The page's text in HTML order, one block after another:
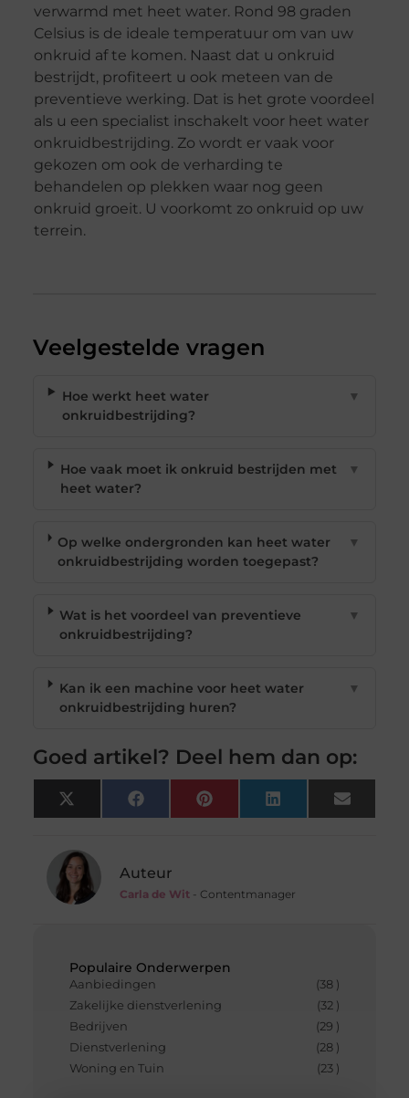
Populaire Onderwerpen
Aanbiedingen
(38 )
Zakelijke dienstverlening
(32 )
Bedrijven
(29 )
Dienstverlening
(28 )
Woning en Tuin
(23 )
verwarmd met heet water. Rond 98 graden
Celsius is de ideale temperatuur om van uw
onkruid af te komen. Naast dat u onkruid
bestrijdt, profiteert u ook meteen van de
preventieve werking. Dat is het grote voordeel
als u een specialist inschakelt voor heet water
onkruidbestrijding. Zo wordt er vaak voor
gekozen om ook de verharding te
behandelen op plekken waar nog geen
onkruid groeit. U voorkomt zo onkruid op uw
terrein.
Veelgestelde vragen
Hoe werkt heet water
onkruidbestrijding?
▼
Hoe vaak moet ik onkruid bestrijden met
heet water?
▼
Op welke ondergronden kan heet water
onkruidbestrijding worden toegepast?
▼
Wat is het voordeel van preventieve
onkruidbestrijding?
▼
Kan ik een machine voor heet water
onkruidbestrijding huren?
▼
Goed artikel? Deel hem dan op:
X
(Twitter)
FacebookPinterest LinkedIn Email
Auteur
Carla de Wit- Contentmanager